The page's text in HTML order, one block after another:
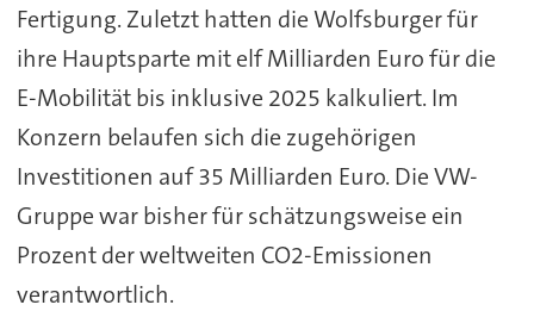
Fertigung. Zuletzt hatten die Wolfsburger für
ihre Hauptsparte mit elf Milliarden Euro für die
E-Mobilität bis inklusive 2025 kalkuliert. Im
Konzern belaufen sich die zugehörigen
Investitionen auf 35 Milliarden Euro. Die VW-
Gruppe war bisher für schätzungsweise ein
Prozent der weltweiten CO2-Emissionen
verantwortlich.